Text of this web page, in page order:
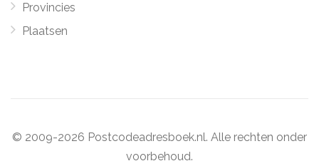
Provincies
Plaatsen
© 2009-2026 Postcodeadresboek.nl. Alle rechten onder
voorbehoud.